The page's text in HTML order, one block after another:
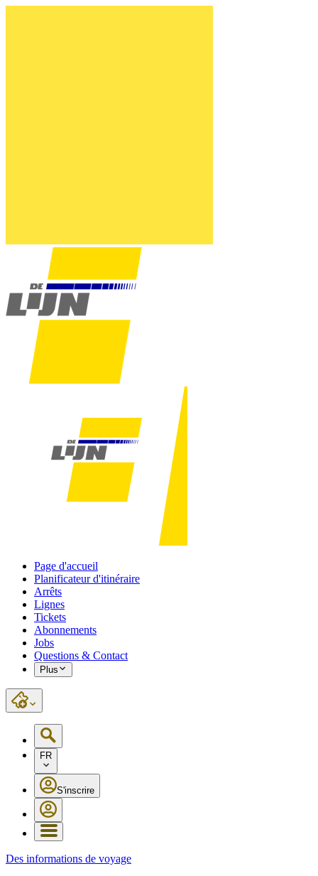
Page d'accueil
Planificateur d'itinéraire
Arrêts
Lignes
Tickets
Abonnements
Jobs
Questions & Contact
Plus
FR
S'inscrire
Des informations de voyage